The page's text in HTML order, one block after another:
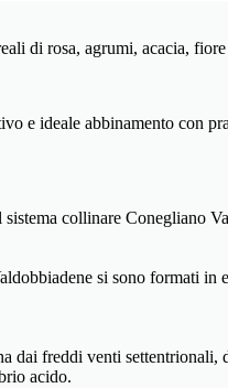
di rosa, agrumi, acacia,
e ideale abbinamento con
collinare Conegliano
si sono formati
dai freddi venti
acido.